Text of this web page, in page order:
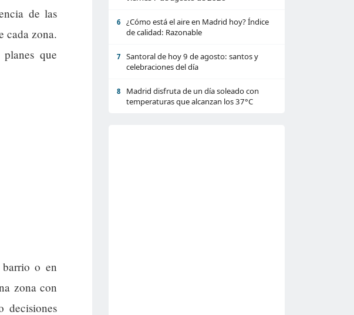
de las
cada zona.
que
barrio o en
zona con
decisiones
6
¿Cómo está el aire en Madrid hoy? Índice
de calidad: Razonable
7
Santoral de hoy 9 de agosto: santos y
celebraciones del día
8
Madrid disfruta de un día soleado con
temperaturas que alcanzan los 37°C